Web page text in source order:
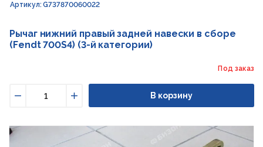
Артикул: G737870060022
Рычаг нижний правый задней навески в сборе
(Fendt 700S4) (3-й категории)
Под заказ
Увеличить
В корзину